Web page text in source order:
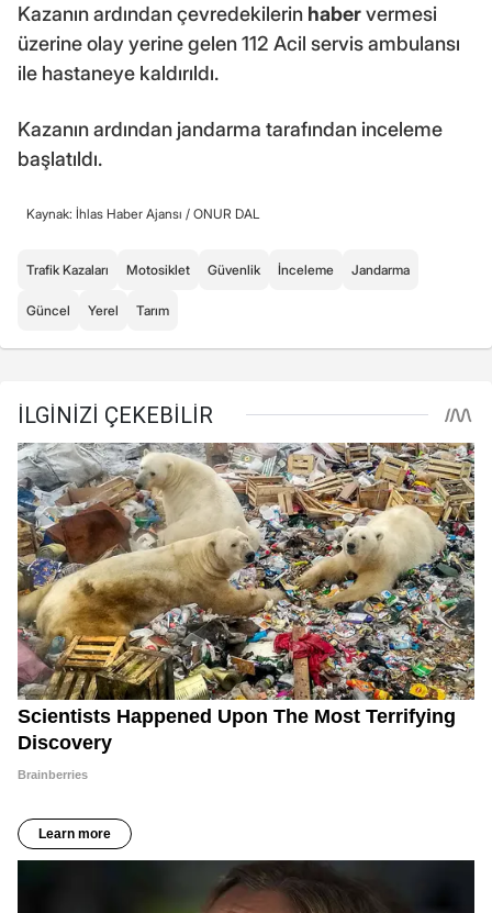
Kazanın ardından çevredekilerin habervermesi
üzerine olay yerine gelen 112 Acil servis ambulansı
ile hastaneye kaldırıldı.
Kazanın ardından jandarma tarafından inceleme
başlatıldı.
Kaynak: İhlas Haber Ajansı / ONUR DAL
Trafik Kazaları Motosiklet Güvenlik İnceleme Jandarma
Güncel Yerel Tarım